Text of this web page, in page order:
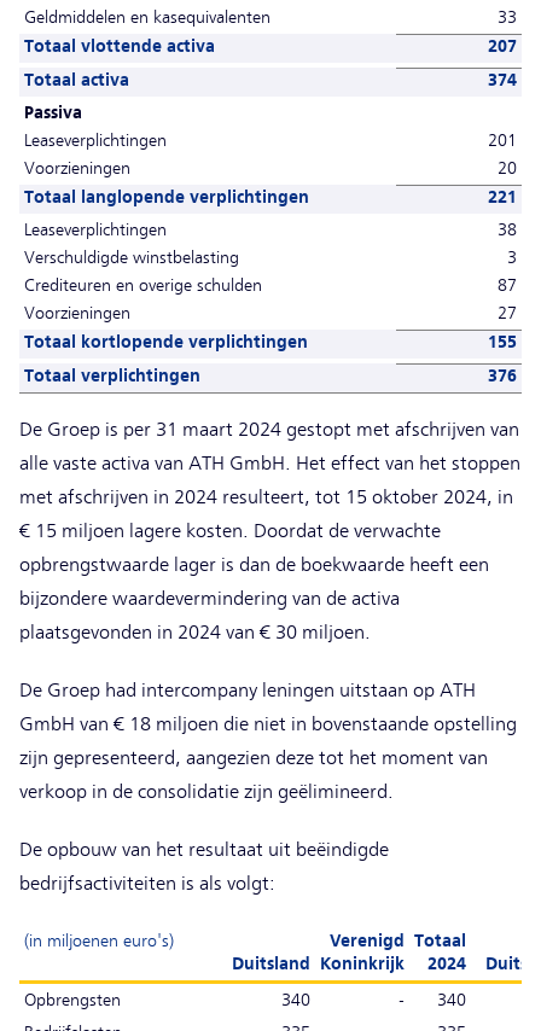
Geldmiddelen en kasequivalenten
33
Totaal vlottende activa
207
Totaal activa
374
Passiva
Leaseverplichtingen
201
Voorzieningen
20
Totaal langlopende verplichtingen
221
Leaseverplichtingen
38
Verschuldigde winstbelasting
3
Crediteuren en overige schulden
87
Voorzieningen
27
Totaal kortlopende verplichtingen
155
Totaal verplichtingen
376
De Groep is per 31 maart 2024 gestopt met afschrijven van
alle vaste activa van ATH GmbH. Het effect van het stoppen
met afschrijven in 2024 resulteert, tot 15 oktober 2024, in
€ 15 miljoen lagere kosten. Doordat de verwachte
opbrengstwaarde lager is dan de boekwaarde heeft een
bijzondere waardevermindering van de activa
plaatsgevonden in 2024 van € 30 miljoen.
De Groep had intercompany leningen uitstaan op ATH
GmbH van € 18 miljoen die niet in bovenstaande opstelling
zijn gepresenteerd, aangezien deze tot het moment van
verkoop in de consolidatie zijn geëlimineerd.
De opbouw van het resultaat uit beëindigde
bedrijfsactiviteiten is als volgt:
(in miljoenen euro's)
Duitsland
Verenigd
Koninkrijk
Totaal
2024
Opbrengsten
340 - 340